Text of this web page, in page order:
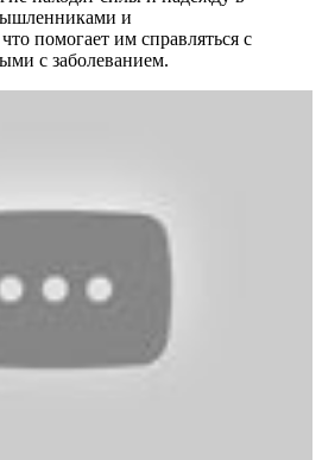
и
помогает им справляться с
с заболеванием.